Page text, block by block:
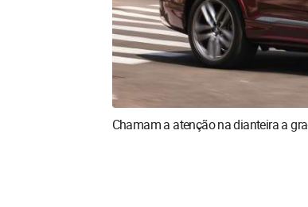
Chamam a atenção na dianteira a